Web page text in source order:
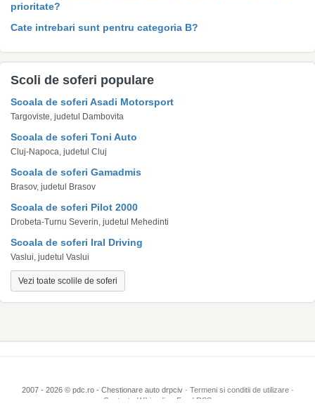
prioritate?
Cate intrebari sunt pentru categoria B?
Scoli de soferi populare
Scoala de soferi Asadi Motorsport
Targoviste, judetul Dambovita
Scoala de soferi Toni Auto
Cluj-Napoca, judetul Cluj
Scoala de soferi Gamadmis
Brasov, judetul Brasov
Scoala de soferi Pilot 2000
Drobeta-Turnu Severin, judetul Mehedinti
Scoala de soferi Iral Driving
Vaslui, judetul Vaslui
Vezi toate scolile de soferi
2007 - 2026 © pdc.ro - Chestionare auto drpciv · Termeni si conditii de utilizare·
Contact
Wikipedia Feed RSS